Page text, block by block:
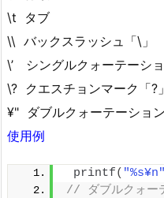
\t タブ
\\ バックスラッシュ「\」
\’ シングルクォーテーショ
\? クエスチョンマーク「?」
¥" ダブルクォーテーション
使用例
printf( "%s¥n"
// ダブルクォー